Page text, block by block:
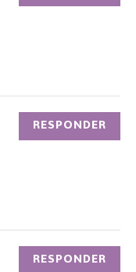
RESPONDER
RESPONDER